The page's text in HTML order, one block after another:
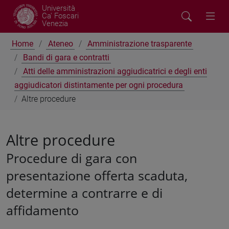
Università
Ca' Foscari
Venezia
Home Ateneo
Amministrazione trasparente
Bandi di gara e contratti
Atti delle amministrazioni aggiudicatrici e degli enti
aggiudicatori distintamente per ogni procedura
Altre procedure
Altre procedure
Procedure di gara con
presentazione offerta scaduta,
determine a contrarre e di
affidamento